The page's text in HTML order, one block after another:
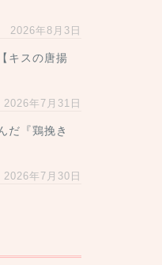
2026年8月3日
キスの唐揚
2026年7月31日
だ『鶏挽き
2026年7月30日